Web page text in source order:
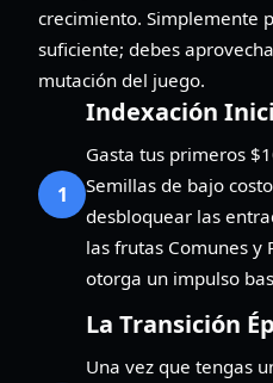
crecimiento. Simplemente
suficiente; debes
mutación del juego.
1
Indexación
Gasta tus primeros
Semillas de bajo
desbloquear las
las frutas Comunes y
otorga un impulso
La Transición
Una vez que tengas